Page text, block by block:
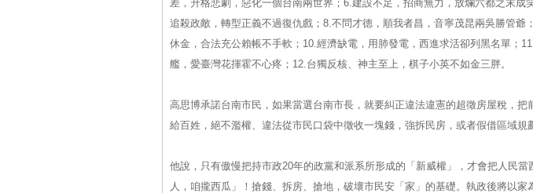
差，升格悲劇，惡化一個台南兩世界；6.建設不足，招商無力，放爛六都之末成
追殺政敵，轉型正義不過復仇戲；8.不問才德，順我者昌，音寧茂昆兩吳勝管爺
休金，合法充公賴帳不手軟；10.經濟缺電，用肺發電，西進求活卻列黑名單；
艦，愛臺灣花揮霍不心疼；12.台獨反核、神主至上，棋子小英不如金三胖。
高思博承諾台南市民，如果當選台南市長，就要糾正違法違憲的超徵房屋稅，把
給百姓，絕不濫權、違法從市民口袋中徵收一塊錢，強拆民房，或者假借區域規
他說，只有傲慢把持市政20年的政黨和派系所形成的「新威權」，才會把人民當
人，咱攏西瓜」！搶錢、拆房、搶地，破壞市民安「家」的基礎。執政後將以家